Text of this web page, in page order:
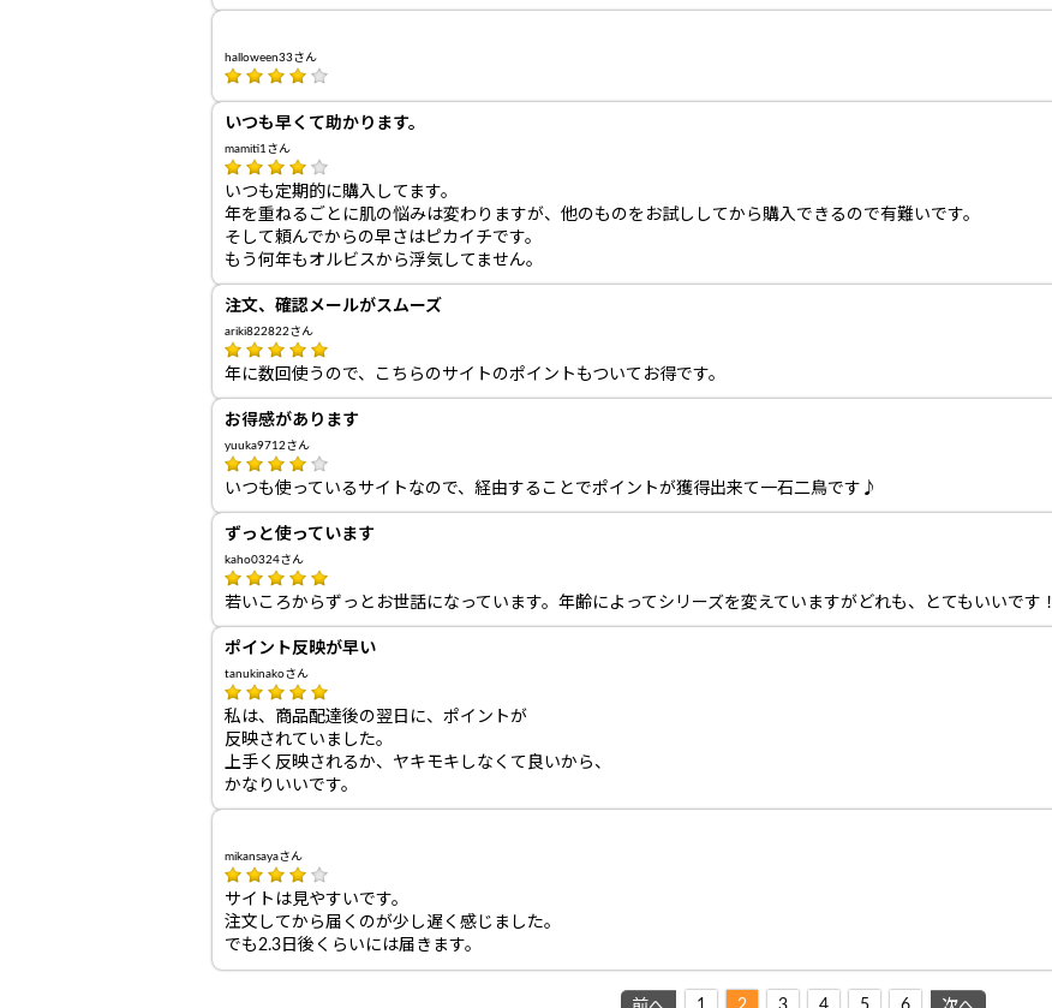
halloween33さん
いつも早くて助かります。
mamiti1さん
いつも定期的に購入してます。
年を重ねるごとに肌の悩みは変わりますが、他のものをお試ししてから購入できるので有難いです。
そして頼んでからの早さはピカイチです。
もう何年もオルビスから浮気してません。
注文、確認メールがスムーズ
ariki822822さん
年に数回使うので、こちらのサイトのポイントもついてお得です。
お得感があります
yuuka9712さん
いつも使っているサイトなので、経由することでポイントが獲得出来て一石二鳥です♪
ずっと使っています
kaho0324さん
若いころからずっとお世話になっています。年齢によってシリーズを変えていますがどれも、とてもいいです！
ポイント反映が早い
tanukinakoさん
私は、商品配達後の翌日に、ポイントが
反映されていました。
上手く反映されるか、ヤキモキしなくて良いから、
かなりいいです。
mikansayaさん
サイトは見やすいです。
注文してから届くのが少し遅く感じました。
でも2.3日後くらいには届きます。